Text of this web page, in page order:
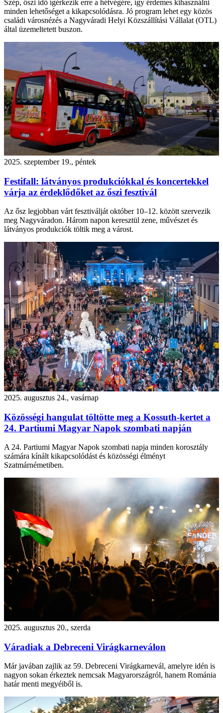
Szép, őszi idő ígérkezik erre a hétvégére, így érdemes kihasználni
minden lehetőséget a kikapcsolódásra. Jó program lehet egy közös
családi városnézés a Nagyváradi Helyi Közszállítási Vállalat (OTL)
által üzemeltetett buszon.
2025. szeptember 19., péntek
Festifall: látványos produkciókkal és koncertekkel
várja az érdeklődőket az őszi fesztivál
Az ősz legjobban várt fesztiválját október 10–12. között szervezik
meg Nagyváradon. Három napon keresztül zene, művészet és
látványos produkciók töltik meg a várost.
2025. augusztus 24., vasárnap
Közösségi hangulat töltötte meg a Kossuth-kertet a
24. Partiumi Magyar Napok szombati napján
A 24. Partiumi Magyar Napok szombati napja minden korosztály
számára kínált kikapcsolódást és közösségi élményt
Szatmárnémetiben.
2025. augusztus 20., szerda
Váradiak a Debreceni Virágkarneválon
Már javában zajlik az 59. Debreceni Virágkarnevál, amelyre idén is
nagyon sokan érkeztek nemcsak Magyarországról, hanem Románia
határ menti megyéiből is.